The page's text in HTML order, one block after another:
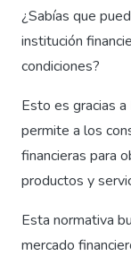
¿Sabías que
institución
condiciones?
Esto es gracias
permite a los
financieras para
productos y
Esta normativa
mercado